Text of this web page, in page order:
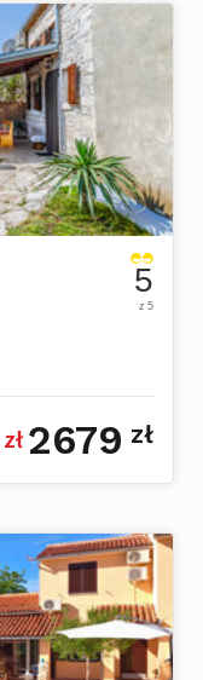
5
z 5
zł 2679 zł